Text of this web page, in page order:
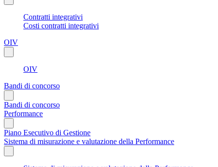
Contratti integrativi
Costi contratti integrativi
OIV
OIV
Bandi di concorso
Bandi di concorso
Performance
Piano Esecutivo di Gestione
Sistema di misurazione e valutazione della Performance